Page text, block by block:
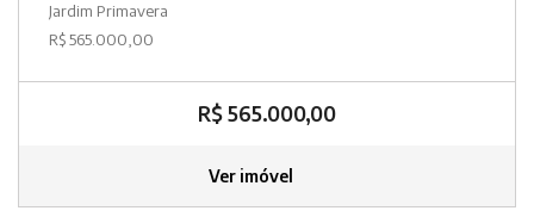
Jardim Primavera
R$ 565.000,00
R$ 565.000,00
Ver imóvel